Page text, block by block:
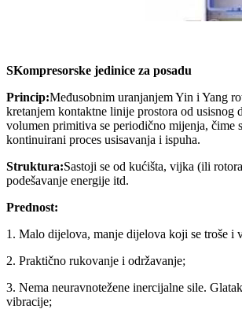
SKompresorske jedinice za posadu
Princip:Međusobnim uranjanjem Yin i Yang
kretanjem kontaktne linije prostora od usisnog
volumen primitiva se periodično mijenja, čime
kontinuirani proces usisavanja i ispuha.
Struktura:Sastoji se od kućišta, vijka (ili
podešavanje energije itd.
Prednost:
1. Malo dijelova, manje dijelova koji se troše i
2. Praktično rukovanje i održavanje;
3. Nema neuravnotežene inercijalne sile.
vibracije;